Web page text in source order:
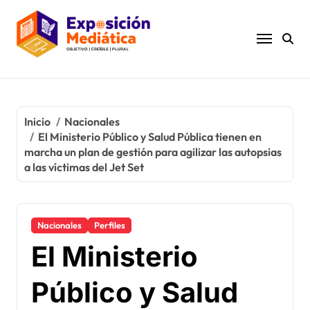
contenido
Inicio
Nacionales
El Ministerio Público y Salud Pública tienen en
marcha un plan de gestión para agilizar las autopsias
a las víctimas del Jet Set
Nacionales Perfiles
El Ministerio
Público y Salud